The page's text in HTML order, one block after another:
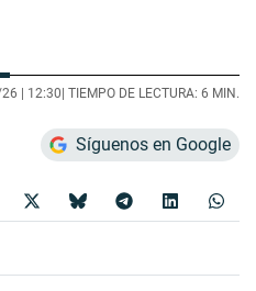
| 12:30 | TIEMPO DE LECTURA: 6 MIN.
Síguenos en Google